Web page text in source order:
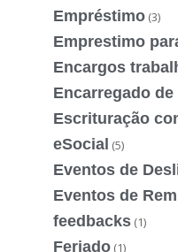
Empréstimo (3)
Emprestimo
Encargos
Encarregado
Escrituração
eSocial (5)
Eventos de
Eventos de
feedbacks (1)
Feriado (1)